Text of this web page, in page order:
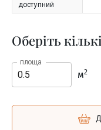
доступний
Оберіть
площа
м2